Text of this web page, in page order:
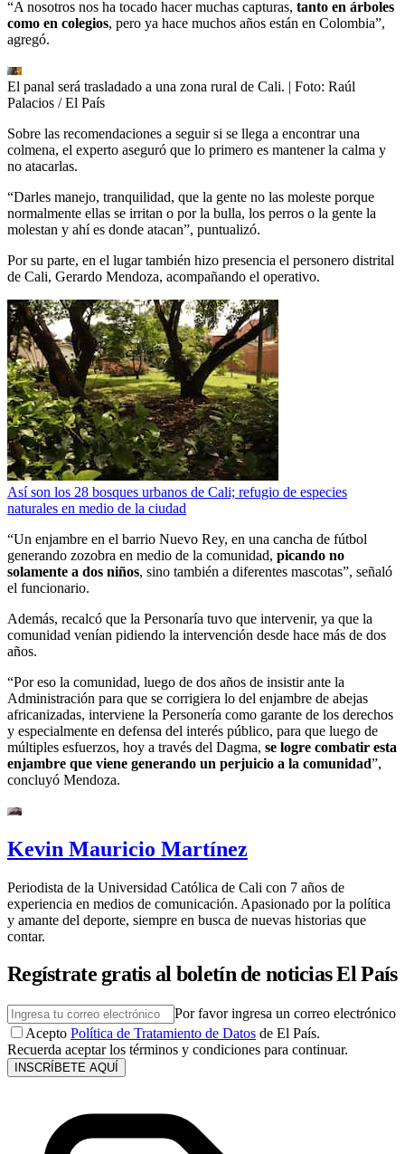
“A nosotros nos ha tocado hacer muchas capturas, tanto en árboles
como en colegios, pero ya hace muchos años están en Colombia”,
agregó.
El panal será trasladado a una zona rural de Cali. | Foto: Raúl
Palacios / El País
Sobre las recomendaciones a seguir si se llega a encontrar una
colmena, el experto aseguró que lo primero es mantener la calma y
no atacarlas.
“Darles manejo, tranquilidad, que la gente no las moleste porque
normalmente ellas se irritan o por la bulla, los perros o la gente la
molestan y ahí es donde atacan”, puntualizó.
Por su parte, en el lugar también hizo presencia el personero distrital
de Cali, Gerardo Mendoza, acompañando el operativo.
Así son los 28 bosques urbanos de Cali; refugio de especies
naturales en medio de la ciudad
“Un enjambre en el barrio Nuevo Rey, en una cancha de fútbol
generando zozobra en medio de la comunidad, picando no
solamente a dos niños, sino también a diferentes mascotas”, señaló
el funcionario.
Además, recalcó que la Personaría tuvo que intervenir, ya que la
comunidad venían pidiendo la intervención desde hace más de dos
años.
“Por eso la comunidad, luego de dos años de insistir ante la
Administración para que se corrigiera lo del enjambre de abejas
africanizadas, interviene la Personería como garante de los derechos
y especialmente en defensa del interés público, para que luego de
múltiples esfuerzos, hoy a través del Dagma, se logre combatir esta
enjambre que viene generando un perjuicio a la comunidad”,
concluyó Mendoza.
Kevin Mauricio Martínez
Periodista de la Universidad Católica de Cali con 7 años de
experiencia en medios de comunicación. Apasionado por la política
y amante del deporte, siempre en busca de nuevas historias que
contar.
Regístrate gratis al boletín de noticias El País
Por favor ingresa un correo electrónico
Acepto Política de Tratamiento de Datos de El País.
Recuerda aceptar los términos y condiciones para continuar.
INSCRÍBETE AQUÍ